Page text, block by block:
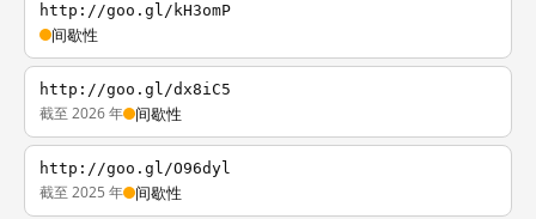
http://goo.gl/kH3omP
间歇性
http://goo.gl/dx8iC5
截至 2026 年 间歇性
http://goo.gl/O96dyl
截至 2025 年 间歇性